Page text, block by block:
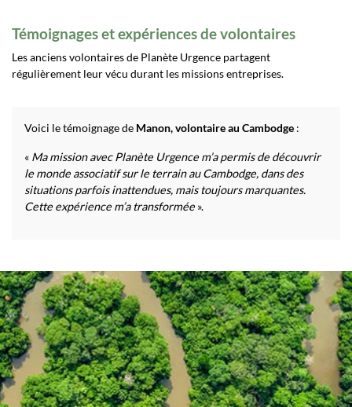
Témoignages et expériences de volontaires
Les anciens volontaires de Planète Urgence partagent
régulièrement leur vécu durant les missions entreprises.
Voici le témoignage de Manon, volontaire au Cambodge :
« Ma mission avec Planète Urgence m’a permis de découvrir
le monde associatif sur le terrain au Cambodge, dans des
situations parfois inattendues, mais toujours marquantes.
Cette expérience m’a transformée ».